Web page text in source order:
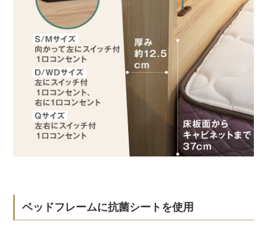
ベッドフレームに抗菌シートを使用